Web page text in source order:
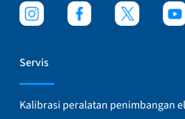
Servis
Kalibrasi peralatan penimbangan